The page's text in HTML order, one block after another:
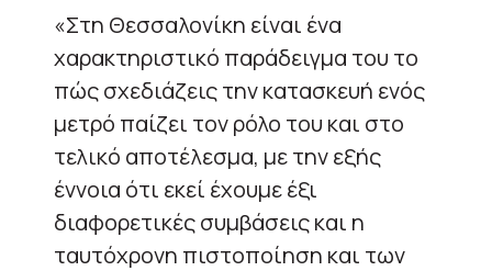
«Στη Θεσσαλονίκη είναι ένα
χαρακτηριστικό παράδειγμα του το
πώς σχεδιάζεις την κατασκευή ενός
μετρό παίζει τον ρόλο του και στο
τελικό αποτέλεσμα, με την εξής
έννοια ότι εκεί έχουμε έξι
διαφορετικές συμβάσεις και η
ταυτόχρονη πιστοποίηση και των